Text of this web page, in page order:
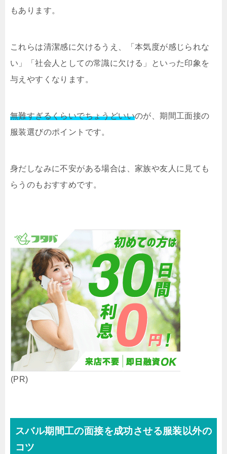
もあります。
これらは清潔感に欠けるうえ、「本気度が感じられな
い」「社会人としての常識に欠ける」といった印象を
与えやすくなります。
無難すぎるくらいでちょうどいいのが、期間工面接の
服装選びのポイントです。
身だしなみに不安がある場合は、家族や友人に見ても
らうのもおすすめです。
(PR)
スバル期間工の面接を成功させる服装以外の
コツ